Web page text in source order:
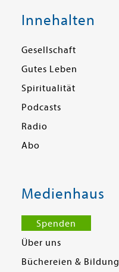
Innehalten
Gesellschaft
Gutes Leben
Spiritualität
Podcasts
Radio
Abo
Medienhaus
Spenden
Über uns
Büchereien & Bildung